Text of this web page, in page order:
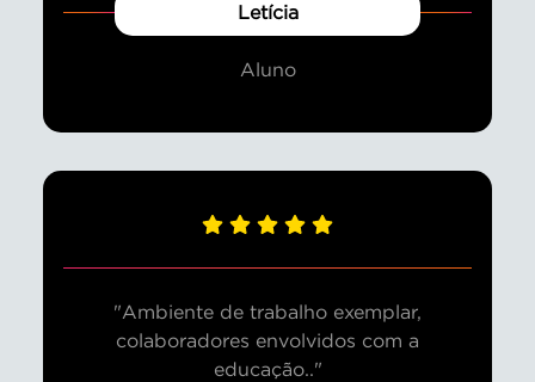
Letícia
Aluno
"Ambiente de trabalho exemplar,
colaboradores envolvidos com a
educação.."